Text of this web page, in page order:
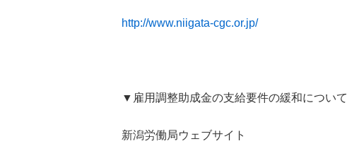
http://www.niigata-cgc.or.jp/
▼雇用調整助成金の支給要件の緩和について
新潟労働局ウェブサイト